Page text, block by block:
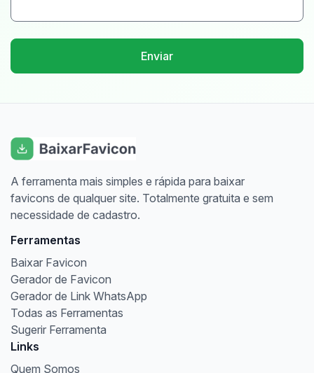
A ferramenta mais simples e rápida para baixar
favicons de qualquer site. Totalmente gratuita e sem
necessidade de cadastro.
Ferramentas
Baixar Favicon
Gerador de Favicon
Gerador de Link WhatsApp
Todas as Ferramentas
Sugerir Ferramenta
Links
Quem Somos